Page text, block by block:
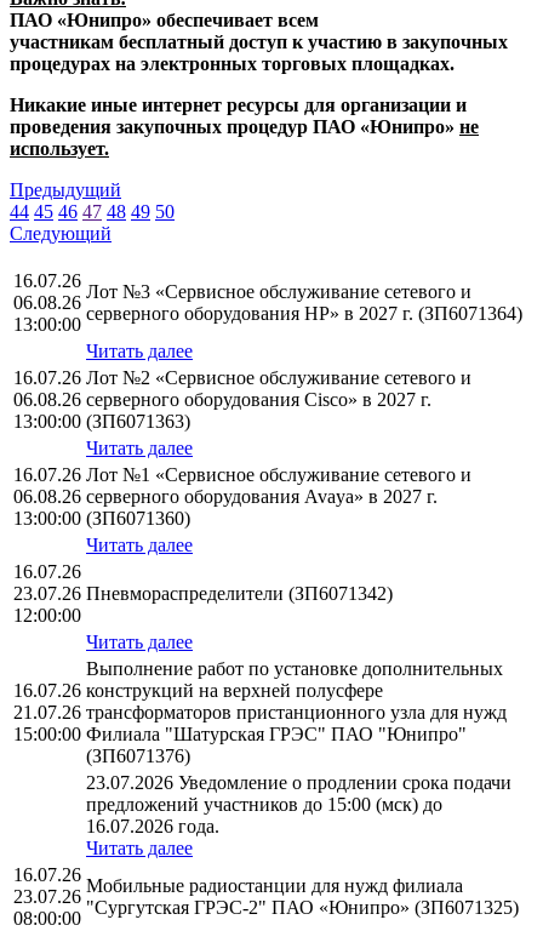
ПАО «Юнипро» обеспечивает всем
участникам бесплатный доступ к участию в закупочных
процедурах на электронных торговых площадках.
Никакие иные интернет ресурсы для организации и
проведения закупочных процедур ПАО «Юнипро» не
использует.
Предыдущий
44 45 46 47 48 49 50
Следующий
16.07.26
06.08.26
13:00:00
Лот №3 «Сервисное обслуживание сетевого и
серверного оборудования НР» в 2027 г. (ЗП6071364)
Читать далее
16.07.26
06.08.26
13:00:00
Лот №2 «Сервисное обслуживание сетевого и
серверного оборудования Cisco» в 2027 г.
(ЗП6071363)
Читать далее
16.07.26
06.08.26
13:00:00
Лот №1 «Сервисное обслуживание сетевого и
серверного оборудования Avaya» в 2027 г.
(ЗП6071360)
Читать далее
16.07.26
23.07.26
12:00:00
Пневмораспределители (ЗП6071342)
Читать далее
16.07.26
21.07.26
15:00:00
Выполнение работ по установке дополнительных
конструкций на верхней полусфере
трансформаторов пристанционного узла для нужд
Филиала "Шатурская ГРЭС" ПАО "Юнипро"
(ЗП6071376)
23.07.2026 Уведомление о продлении срока подачи
предложений участников до 15:00 (мск) до
16.07.2026 года.
Читать далее
16.07.26
23.07.26
08:00:00
Мобильные радиостанции для нужд филиала
"Сургутская ГРЭС-2" ПАО «Юнипро» (ЗП6071325)